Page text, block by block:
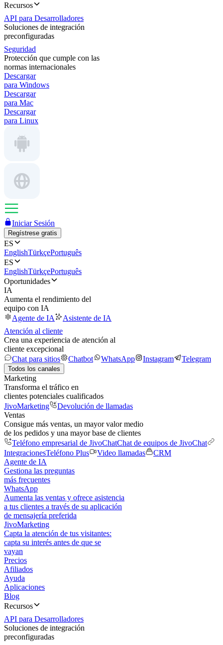
Recursos
API para Desarrolladores
Soluciones de integración
preconfiguradas
Seguridad
Protección que cumple con las
normas internacionales
Descargar
para Windows
Descargar
para Mac
Descargar
para Linux
Iniciar Sesión
Regístrese gratis
ES
EnglishTürkçePortuguês
ES
EnglishTürkçePortuguês
Oportunidades
IA
Aumenta el rendimiento del
equipo con IA
Agente de IA
Asistente de IA
Atención al cliente
Crea una experiencia de atención al
cliente excepcional
Chat para sitios
Chatbot WhatsApp Instagram Telegram
Todos los canales
Marketing
Transforma el tráfico en
clientes potenciales cualificados
JivoMarketing
Devolución de llamadas
Ventas
Consigue más ventas, un mayor valor medio
de los pedidos y una mayor base de clientes
Teléfono empresarial de JivoChatChat de equipos de JivoChat
IntegracionesTeléfono Plus Video llamadas
CRM
Agente de IA
Gestiona las preguntas
más frecuentes
WhatsApp
Aumenta las ventas y ofrece asistencia
a tus clientes a través de su aplicación
de mensajería preferida
JivoMarketing
Capta la atención de tus visitantes:
capta su interés antes de que se
vayan
Precios
Afiliados
Ayuda
Aplicaciones
Blog
Recursos
API para Desarrolladores
Soluciones de integración
preconfiguradas